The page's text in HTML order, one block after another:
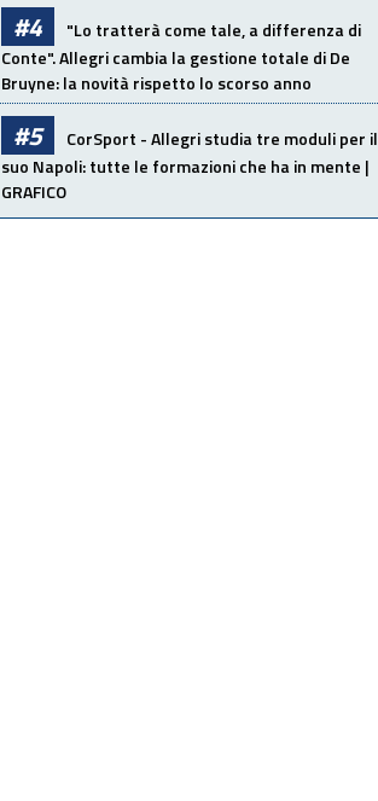
#4
"Lo tratterà come tale, a differenza di
Conte". Allegri cambia la gestione totale di De
Bruyne: la novità rispetto lo scorso anno
#5
CorSport - Allegri studia tre moduli per il
suo Napoli: tutte le formazioni che ha in mente |
GRAFICO